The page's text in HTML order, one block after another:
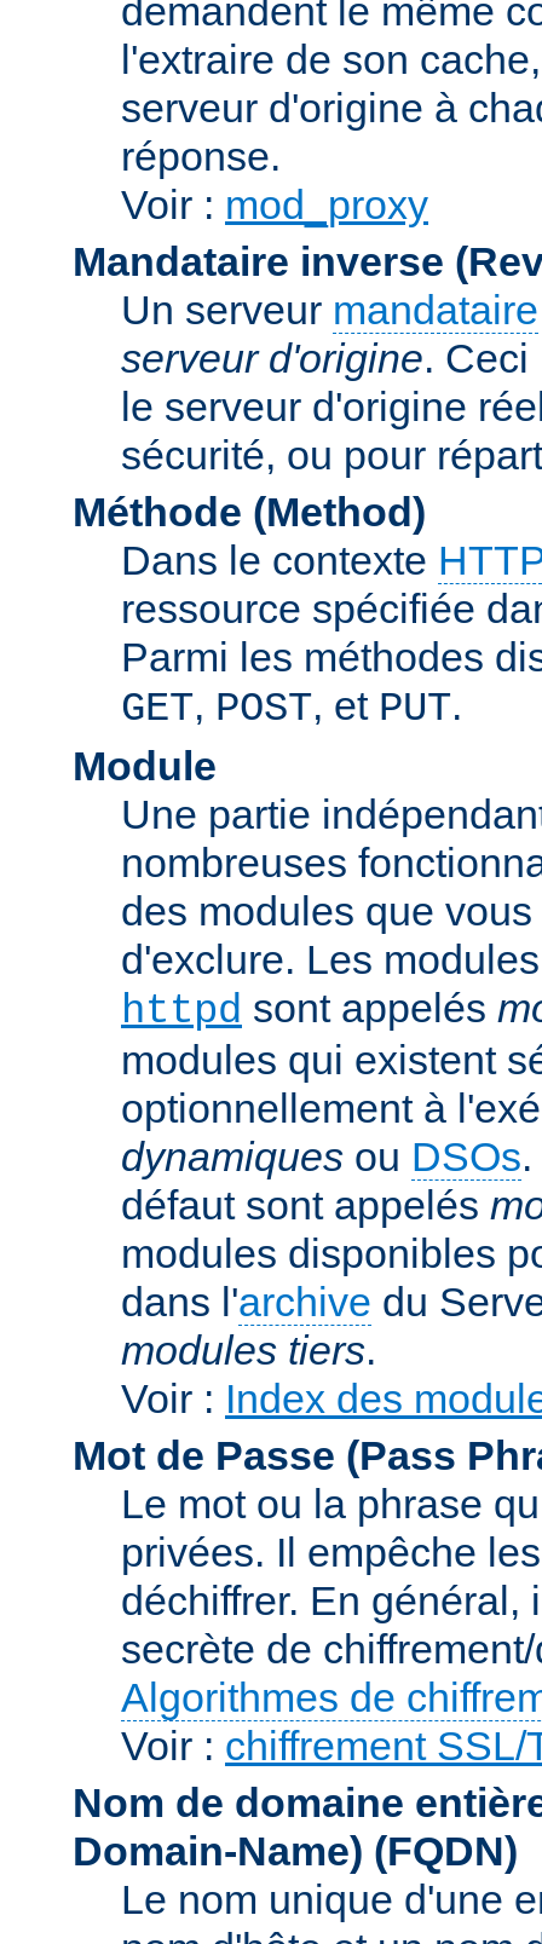
demandent le même
l'extraire de son
serveur d'origine à
réponse.
Voir : mod_proxy
Mandataire inverse
Un serveur mandataire
serveur d'origine.
le serveur d'origine
sécurité, ou pour
Méthode (Method)
Dans le contexte HTTP
ressource spécifiée
Parmi les méthodes
GET, POST, et PUT.
Module
Une partie
nombreuses
des modules que
d'exclure. Les
httpd sont appelés
modules qui existent
optionnellement à
dynamiques ou DSOs
défaut sont appelés
modules disponibles
dans l'archive du
modules tiers.
Voir : Index des
Mot de Passe (Pass
Le mot ou la phrase
privées. Il empêche
déchiffrer. En général,
secrète de
Algorithmes de
Voir : chiffrement SSL/
Nom de domaine
Domain-Name) (FQDN)
Le nom unique d'une